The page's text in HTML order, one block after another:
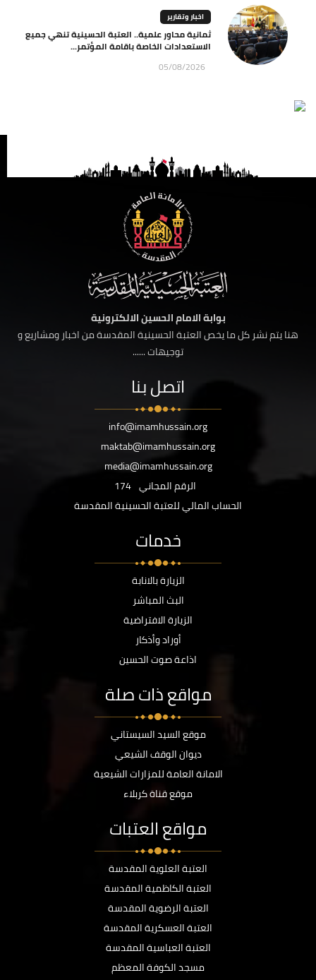
اخبار وتقارير
ثمانية محاور علمية.. العتبة الحسينية تنهي جميع
الاستعدادات الخاصة باقامة المؤتمر...
05/08/2026
بوابة الامام الحسين الالكترونية
هنا يتم نشر كل ما يخص العتبة الحسينية المقدسة من اخبار ومشاريع و
توجيهات ......
اتصل بنا
info@imamhussain.org
maktab@imamhussain.org
media@imamhussain.org
الرقم المجاني 174
الحساب المالي للعتبة الحسينية المقدسة
خدمات
الزيارة بالانابة
البث المباشر
الزيارة الافتراضية
أوراد وأذكار
اذاعة صوت الحسين
مواقع ذات صلة
موقع السيد السيستاني
ديوان الوقف الشيعي
الامانة العامة للمزارات الشيعية
موقع قناة كربلاء
مواقع العتبات
العتبة العلوية المقدسة
العتبة الكاظمية المقدسة
العتبة الرضوية المقدسة
العتبة العسكرية المقدسة
العتبة العباسية المقدسة
مسجد الكوفة المعظم